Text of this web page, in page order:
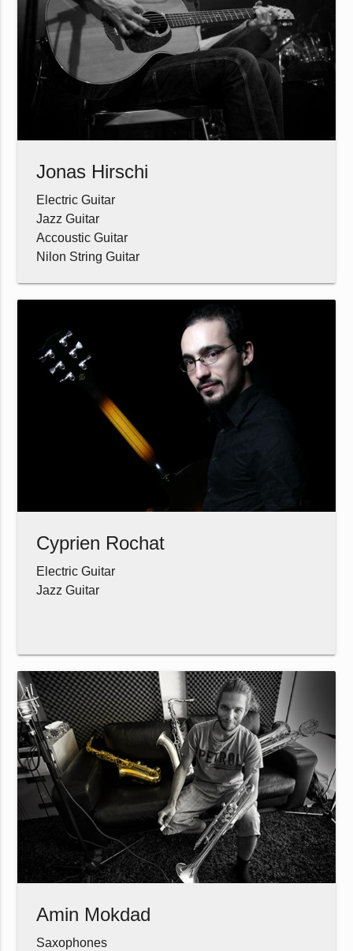
Jonas Hirschi
Electric Guitar
Jazz Guitar
Accoustic Guitar
Nilon String Guitar
Cyprien Rochat
Electric Guitar
Jazz Guitar
Amin Mokdad
Saxophones